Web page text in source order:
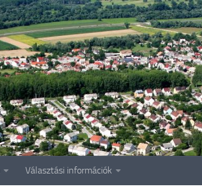
Választási információk